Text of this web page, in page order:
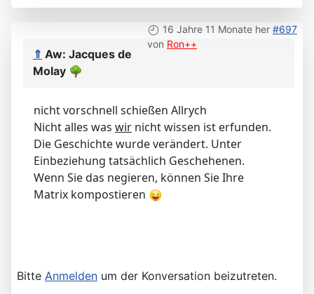
16 Jahre 11 Monate her #697
von Ron++
⇑ Aw: Jacques de
Molay 🌳
nicht vorschnell schießen Allrych
Nicht alles was wir nicht wissen ist erfunden.
Die Geschichte wurde verändert. Unter
Einbeziehung tatsächlich Geschehenen.
Wenn Sie das negieren, können Sie Ihre
Matrix kompostieren
Bitte Anmelden um der Konversation beizutreten.